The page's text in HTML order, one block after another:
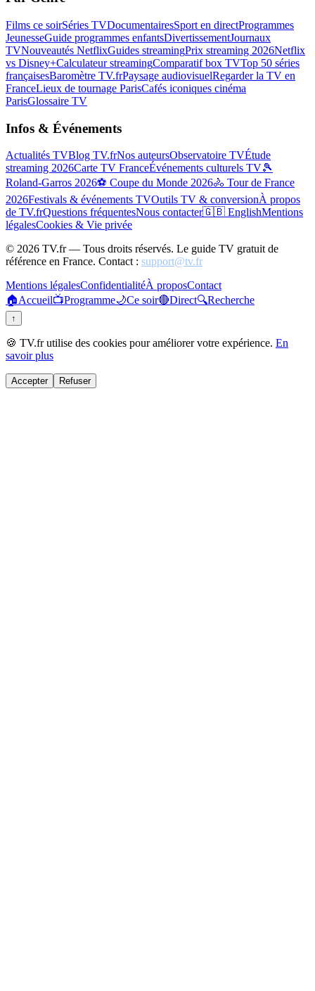
Films ce soirSéries TVDocumentairesSport en directProgrammes
JeunesseGuide programmes enfantsDivertissementJournaux
TVNouveautés NetflixGuides streamingPrix streaming 2026Netflix
vs Disney+Calculateur streamingComparatif box TVTop 50 séries
françaisesBaromètre TV.frPaysage audiovisuelRegarder la TV en
FranceLieux de tournage ParisCafés iconiques cinéma
ParisGlossaire TV
Infos & Événements
Actualités TVBlog TV.frNos auteursObservatoire TVÉtude
streaming 2026Carte TV FranceÉvénements culturels TV🎾
Roland-Garros 2026⚽ Coupe du Monde 2026🚴 Tour de France
2026Festivals & événements TVOutils TV & conversionÀ propos
de TV.frQuestions fréquentesNous contacter🇬🇧 EnglishMentions
légalesCookies & Vie privée
© 2026 TV.fr — Tous droits réservés. Le guide TV gratuit de
référence en France. Contact : support@tv.fr
Mentions légalesConfidentialitéÀ proposContact
🏠Accueil📺Programme🌙Ce soir🔴Direct🔍Recherche
↑
🍪 TV.fr utilise des cookies pour améliorer votre expérience. En
savoir plus
Accepter Refuser